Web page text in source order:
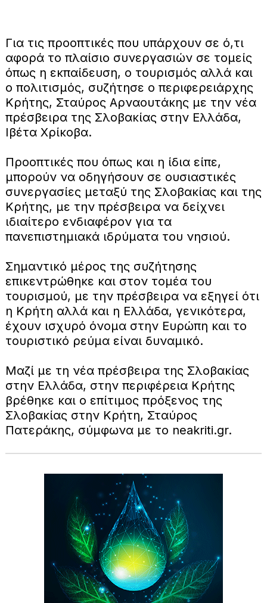
Για τις προοπτικές που υπάρχουν σε ό,τι
αφορά το πλαίσιο συνεργασιών σε τομείς
όπως η εκπαίδευση, ο τουρισμός αλλά και
ο πολιτισμός, συζήτησε ο περιφερειάρχης
Κρήτης, Σταύρος Αρναουτάκης με την νέα
πρέσβειρα της Σλοβακίας στην Ελλάδα,
Ιβέτα Χρίκοβα.
Προοπτικές που όπως και η ίδια είπε,
μπορούν να οδηγήσουν σε ουσιαστικές
συνεργασίες μεταξύ της Σλοβακίας και της
Κρήτης, με την πρέσβειρα να δείχνει
ιδιαίτερο ενδιαφέρον για τα
πανεπιστημιακά ιδρύματα του νησιού.
Σημαντικό μέρος της συζήτησης
επικεντρώθηκε και στον τομέα του
τουρισμού, με την πρέσβειρα να εξηγεί ότι
η Κρήτη αλλά και η Ελλάδα, γενικότερα,
έχουν ισχυρό όνομα στην Ευρώπη και το
τουριστικό ρεύμα είναι δυναμικό.
Μαζί με τη νέα πρέσβειρα της Σλοβακίας
στην Ελλάδα, στην περιφέρεια Κρήτης
βρέθηκε και ο επίτιμος πρόξενος της
Σλοβακίας στην Κρήτη, Σταύρος
Πατεράκης, σύμφωνα με το neakriti.gr.